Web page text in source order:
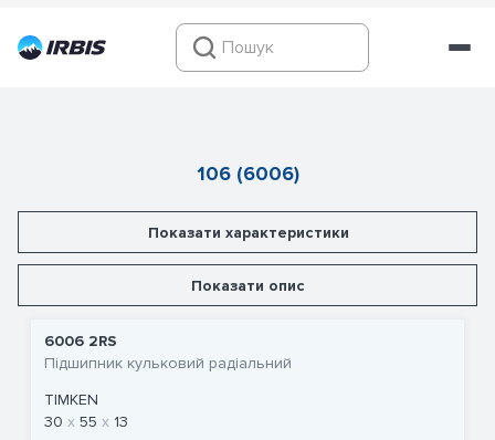
106 (6006)
Показати характеристики
Показати опис
6006 2RS
Підшипник кульковий радіальний
TIMKEN
30
55 13